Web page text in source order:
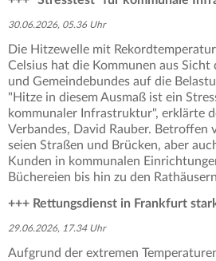
30.06.2026, 05.36 Uhr
Die Hitzewelle mit
Celsius hat die Kommunen aus Sicht
und Gemeindebundes auf die
"Hitze in diesem Ausmaß ist ein
kommunaler Infrastruktur", erklärte
Verbandes, David Rauber. Betroffen
seien Straßen und Brücken, aber
Kunden in kommunalen
Büchereien bis hin zu den
+++ Rettungsdienst in Frankfurt
29.06.2026, 17.34 Uhr
Aufgrund der extremen